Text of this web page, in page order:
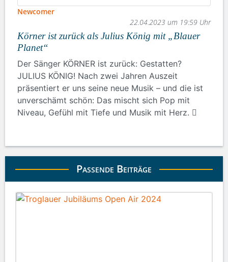
Newcomer
22.04.2023 um 19:59 Uhr
Körner ist zurück als Julius König mit „Blauer
Planet“
Der Sänger KÖRNER ist zurück: Gestatten?
JULIUS KÖNIG! Nach zwei Jahren Auszeit
präsentiert er uns seine neue Musik – und die ist
unverschämt schön: Das mischt sich Pop mit
Niveau, Gefühl mit Tiefe und Musik mit Herz.
Passende Beiträge